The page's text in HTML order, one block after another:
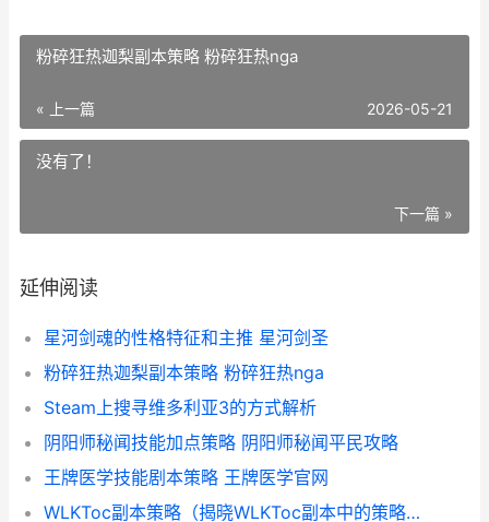
粉碎狂热迦梨副本策略 粉碎狂热nga
« 上一篇 2026-05-21
没有了！
下一篇 »
延伸阅读
星河剑魂的性格特征和主推 星河剑圣
粉碎狂热迦梨副本策略 粉碎狂热nga
Steam上搜寻维多利亚3的方式解析
阴阳师秘闻技能加点策略 阴阳师秘闻平民攻略
王牌医学技能剧本策略 王牌医学官网
WLKToc副本策略（揭晓WLKToc副本中的策略、诀窍和挑战 wlk 副本攻略